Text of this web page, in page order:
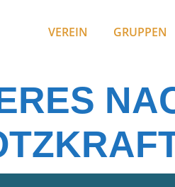
VEREIN GRUPPEN